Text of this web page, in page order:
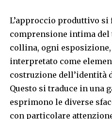
L’approccio produttivo si
comprensione intima
collina, ogni
interpretato come
costruzione dell’identità
Questo si traduce in una
esprimono le diverse
con particolare